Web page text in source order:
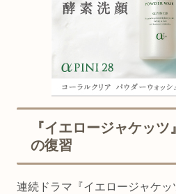
『イエロージャケッ
の復習
連続ドラマ『イエロージャケ